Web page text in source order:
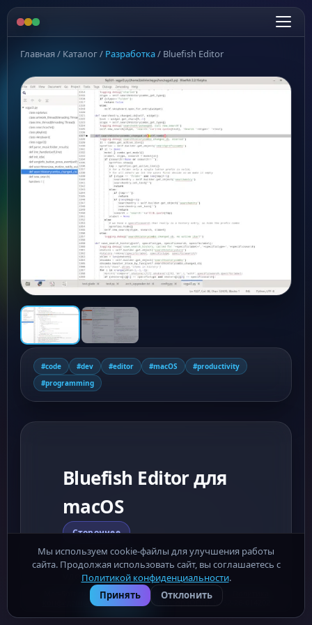
Главная/ Каталог/ Разработка/ Bluefish Editor
#code #dev #editor #macOS
#productivity
#programming
Bluefish Editor для
macOS
Стороннее
Редактор кода для macOS с
удобными инструментами
разработки, настройкой
интерфейса и поддержкой
Mac-Soft.ru - бесплатные программы для macOS ·
конфиденциальности
· Роскомнадзор (ОПД): № 32-26-014202
Мы используем cookie-файлы для улучшения работы
сайта. Продолжая использовать сайт, вы соглашаетесь с
Политикой конфиденциальности.
Принять
Отклонить